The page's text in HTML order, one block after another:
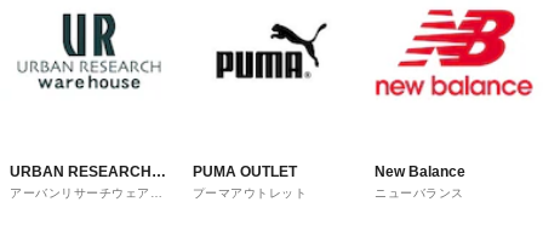
URBAN RESEARCH
ware house
アーバンリサーチウェアハ
PUMA OUTLET
プーマアウトレット
New Balance
ニューバランス